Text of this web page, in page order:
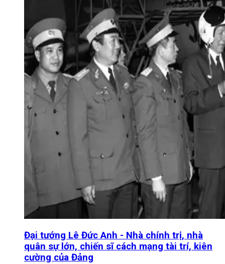
Đại tướng Lê Đức Anh - Nhà chính trị, nhà
quân sự lớn, chiến sĩ cách mạng tài trí, kiên
cường của Đảng